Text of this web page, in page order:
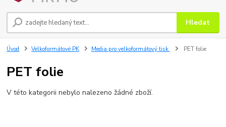
Hledat
Úvod Velkoformátové PK Media pro velkoformátový tisk PET folie
PET folie
V této kategorii nebylo nalezeno žádné zboží.